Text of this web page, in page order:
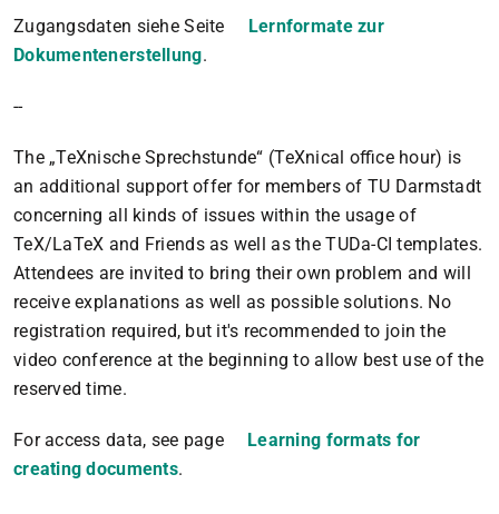
Zugangsdaten siehe Seite
Lernformate zur
Dokumentenerstellung.
--
The „TeXnische Sprechstunde“ (TeXnical office hour) is
an additional support offer for members of TU Darmstadt
concerning all kinds of issues within the usage of
TeX/LaTeX and Friends as well as the TUDa-CI templates.
Attendees are invited to bring their own problem and will
receive explanations as well as possible solutions. No
registration required, but it's recommended to join the
video conference at the beginning to allow best use of the
reserved time.
For access data, see page
Learning formats for
creating documents.